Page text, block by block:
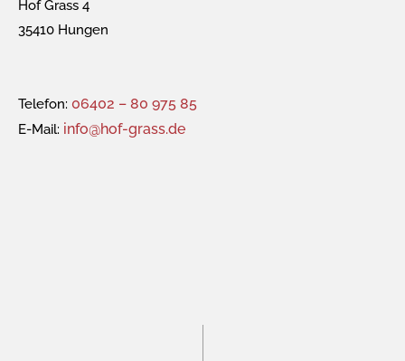
Hof Grass 4
35410 Hungen
Telefon: 06402 – 80 975 85
E-Mail: info@hof-grass.de